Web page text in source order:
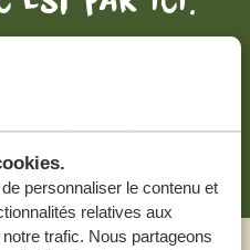
personnaliser le contenu et
relatives aux
trafic. Nous partageons
SUR MESURE